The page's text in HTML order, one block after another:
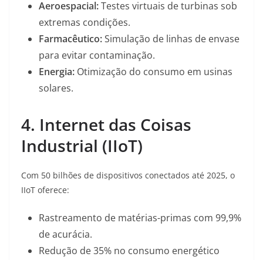
Aeroespacial:Testes virtuais de turbinas sob
extremas condições.
Farmacêutico:Simulação de linhas de envase
para evitar contaminação.
Energia: Otimização do consumo em usinas
solares.
4. Internet das Coisas
Industrial (IIoT)
Com 50 bilhões de dispositivos conectados até 2025, o
IIoT oferece:
Rastreamento de matérias-primas com 99,9%
de acurácia.
Redução de 35% no consumo energético